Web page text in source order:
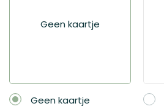
Geen kaartje
Geen kaartje